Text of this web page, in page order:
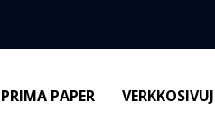
PRIMA PAPER